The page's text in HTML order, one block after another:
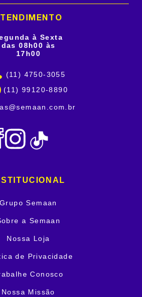
à Sexta
das 08h00 às
17h00
(11) 4750-3055
(11) 99120-8890
Grupo Semaan
a Semaan
Nossa Loja
de Privacidade
Conosco
Nossa Missão